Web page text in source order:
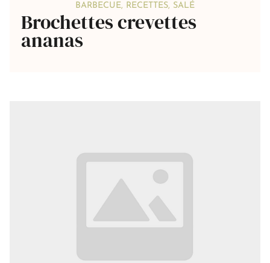
BARBECUE, RECETTES, SALÉ
Brochettes crevettes
ananas